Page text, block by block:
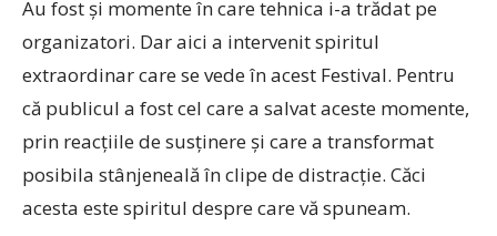
Au fost și momente în care tehnica i-a trădat pe
organizatori. Dar aici a intervenit spiritul
extraordinar care se vede în acest Festival. Pentru
că publicul a fost cel care a salvat aceste momente,
prin reacțiile de susținere și care a transformat
posibila stânjeneală în clipe de distracție. Căci
acesta este spiritul despre care vă spuneam.